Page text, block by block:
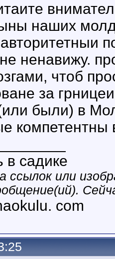
наших
ненавижу.
чтоб
за
были) в
компетентны
в садике
ссылок или
com